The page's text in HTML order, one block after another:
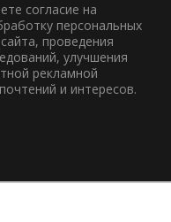
согласие на
персональных
проведения
улучшения
рекламной
и интересов.